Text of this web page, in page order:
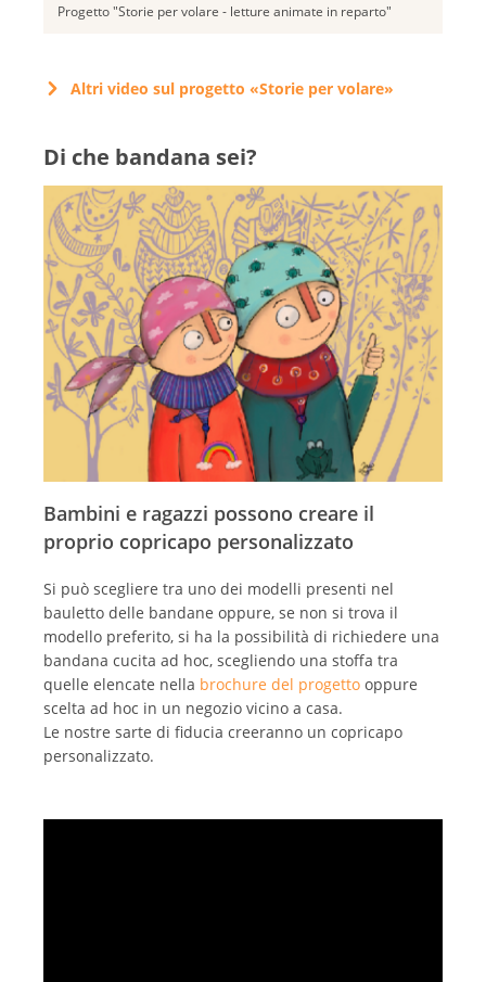
Progetto "Storie per volare - letture animate in reparto"
Altri video sul progetto «Storie per volare»
Di che bandana sei?
Bambini e ragazzi possono creare il
proprio copricapo personalizzato
Si può scegliere tra uno dei modelli presenti nel
bauletto delle bandane oppure, se non si trova il
modello preferito, si ha la possibilità di richiedere una
bandana cucita ad hoc, scegliendo una stoffa tra
quelle elencate nella brochure del progetto oppure
scelta ad hoc in un negozio vicino a casa.
Le nostre sarte di fiducia creeranno un copricapo
personalizzato.